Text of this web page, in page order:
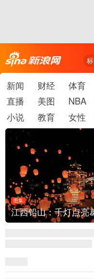
新闻 财经 体育
直播
美图 NBA
小说
教育 女性
图集
江西铅山：千灯点亮